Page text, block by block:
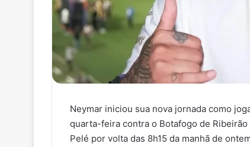
Neymar iniciou sua nova jornada como
quarta-feira contra o Botafogo de
Pelé por volta das 8h15 da manhã de